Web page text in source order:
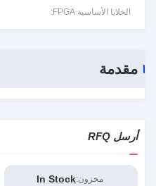
الخلايا الأساسية FPGA:
مقدمة
أرسل RFQ
مخزون:In Stock